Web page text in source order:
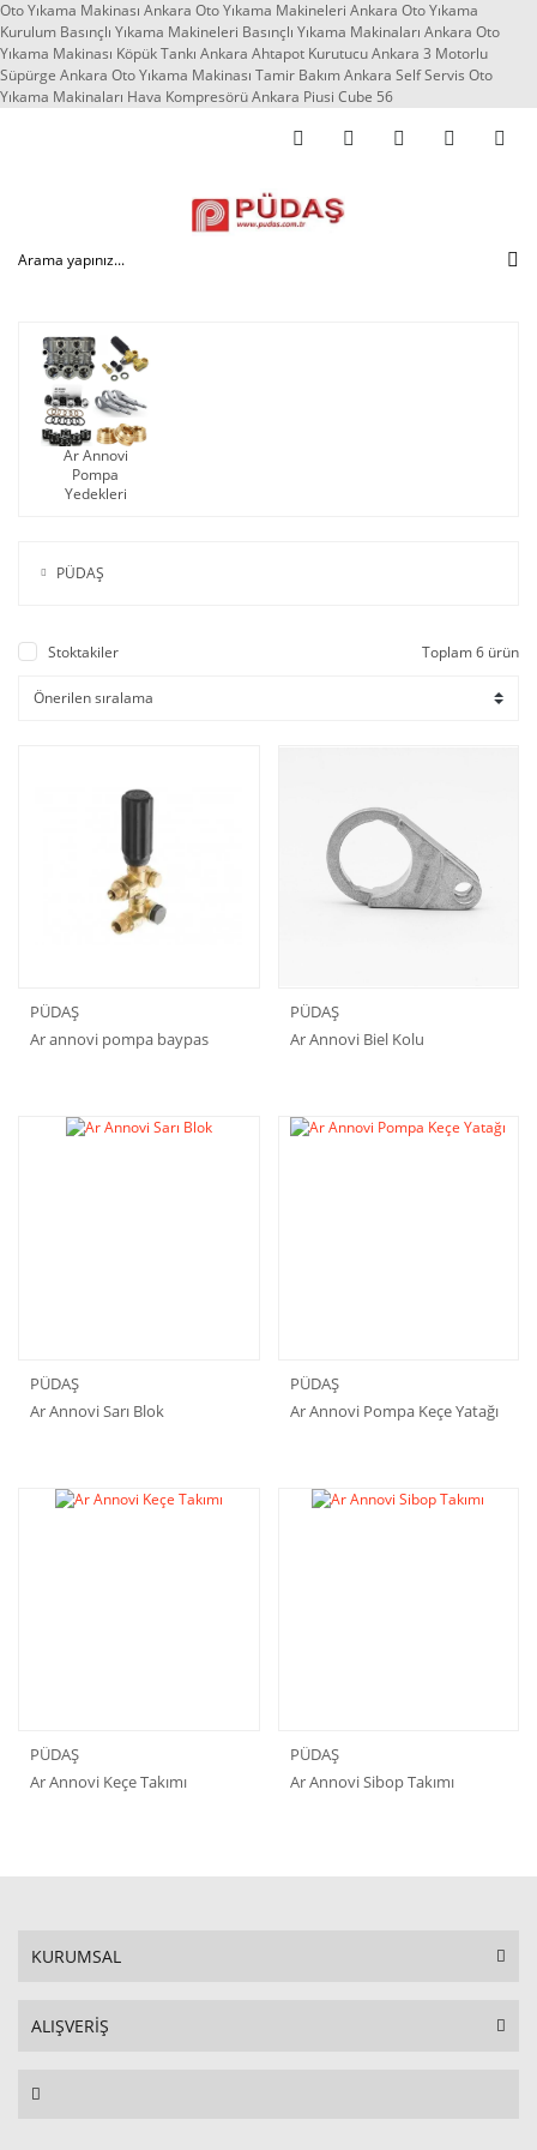
Oto Yıkama Makinası Ankara Oto Yıkama Makineleri Ankara Oto Yıkama
Kurulum Basınçlı Yıkama Makineleri Basınçlı Yıkama Makinaları Ankara Oto
Yıkama Makinası Köpük Tankı Ankara Ahtapot Kurutucu Ankara 3 Motorlu
Süpürge Ankara Oto Yıkama Makinası Tamir Bakım Ankara Self Servis Oto
Yıkama Makinaları Hava Kompresörü Ankara Piusi Cube 56
Ar Annovi
Pompa
Yedekleri
PÜDAŞ
Stoktakiler Toplam 6 ürün
PÜDAŞ
Ar annovi pompa baypas
PÜDAŞ
Ar Annovi Biel Kolu
PÜDAŞ
Ar Annovi Sarı Blok
PÜDAŞ
Ar Annovi Pompa Keçe Yatağı
PÜDAŞ
Ar Annovi Keçe Takımı
PÜDAŞ
Ar Annovi Sibop Takımı
KURUMSAL
ALIŞVERİŞ